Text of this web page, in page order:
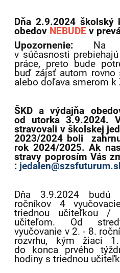
Dňa 2.9.2024
obedov NEBUDE v
Upozornenie:
Na
v súčasnosti
práce, preto bude
buď zájsť autom rovno
alebo doľava smerom k
ŠKD a výdajňa
od utorka 3.9.2024.
stravovali v školskej
2023/2024 boli
rok 2024/2025. Ak
stravy poprosím Vás
:
Dňa 3.9.2024 budú
ročníkov 4
triednou učiteľkou /
učiteľom. Od
vyučovanie v 2. - 8.
rozvrhu, kým žiaci
do konca prvého
hodiny s triednou